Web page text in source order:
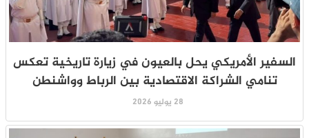
السفير الأمريكي يحل بالعيون في زيارة تاريخية تعكس
تنامي الشراكة الاقتصادية بين الرباط وواشنطن
28 يوليو 2026